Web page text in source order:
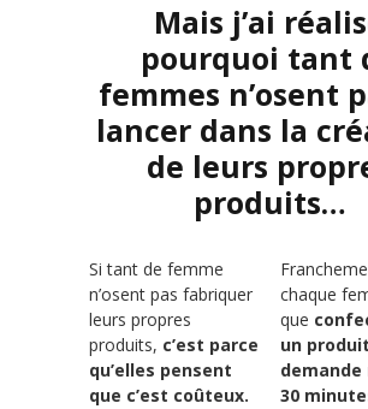
Mais j’ai
pourquoi tant
femmes n’osent
lancer dans la
de leurs
produits…
Si tant de femme
n’osent pas fabriquer
leurs propres
produits, c’est parce
qu’elles pensent
que c’est coûteux.
chaque
que
un produit
demande
30